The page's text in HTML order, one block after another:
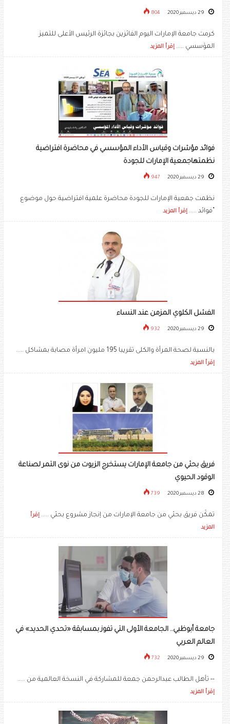
804
كرمت جامعة الإمارات اليوم الفائزين بجائزة الرئيس الأعلى للتميز
المؤسسي ..... إقرأ المزيد
فوائد مؤشرات وقياس الأداء المؤسسي في محاضرة افتراضية
نظمتهاجمعية الإمارات للجودة
947
نظمت جمعية الإمارات للجودة محاضرة علمية افتراضية حول موضوع
“فوائد ..... إقرأ المزيد
الفشل الكلوي المزمن عند النساء
932
بالنسبة لصحة المرأة والكلى تقريبا 195 مليون امرأة مصابة بمشاكل .....
إقرأ المزيد
فريق بحثي من جامعة الإمارات يستخرج الزيوت من نوى التمر لصناعة
الوقود الحيوي
739
تمكّن فريق بحثي من جامعة الإمارات من إنجاز مشروع بحثي ..... إقرأ
المزيد
جامعة أبوظبي.. الجامعة الأولى التي تفوز بمسابقة «تحدي الحديد» في
العالم العربي
732
-- تأهل الطالب عبدالرحمن جمعة للمشاركة في النسخة العالمية من .....
إقرأ المزيد